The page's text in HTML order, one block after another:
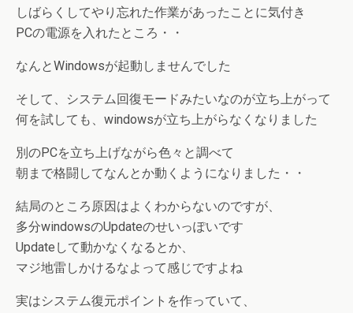
しばらくしてやり忘れた作業があったことに気付き
PCの電源を入れたところ・・
なんとWindowsが起動しませんでした
そして、システム回復モードみたいなのが立ち上がって
何を試しても、windowsが立ち上がらなくなりました
別のPCを立ち上げながら色々と調べて
朝まで格闘してなんとか動くようになりました・・
結局のところ原因はよくわからないのですが、
多分windowsのUpdateのせいっぽいです
Updateして動かなくなるとか、
マジ地雷しかけるなよって感じですよね
実はシステム復元ポイントを作っていて、